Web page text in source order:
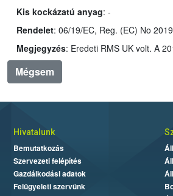
Kis kockázatú anyag: -
Rendelet
Megjegyzés
Mégsem
Hivatalunk
Bemutatkozás
Szervezeti felépítés
Gazdálkodási adatok
Felügyeleti szervünk